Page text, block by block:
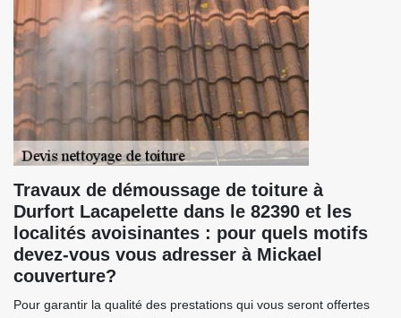
Travaux de démoussage de toiture à
Durfort Lacapelette dans le 82390 et les
localités avoisinantes : pour quels motifs
devez-vous vous adresser à Mickael
couverture?
Pour garantir la qualité des prestations qui vous seront offertes